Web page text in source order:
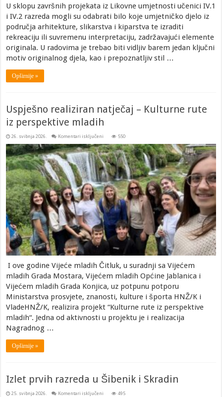
kroz
oči
naših
maturanata
U sklopu završnih projekata iz Likovne umjetnosti učenici IV.1
i IV.2 razreda mogli su odabrati bilo koje umjetničko djelo iz
područja arhitekture, slikarstva i kiparstva te izraditi
rekreaciju ili suvremenu interpretaciju, zadržavajući elemente
originala. U radovima je trebao biti vidljiv barem jedan ključni
motiv originalnog djela, kao i prepoznatljiv stil …
Opširnije »
Uspješno realiziran natječaj – Kulturne rute
iz perspektive mladih
26. svibnja 2026. Komentari isključeni
realiziran
natječaj
–
Kulturne
rute
iz
perspektive
mladih
550
I ove godine Vijeće mladih Čitluk, u suradnji sa Vijećem
mladih Grada Mostara, Vijećem mladih Općine Jablanica i
Vijećem mladih Grada Konjica, uz potpunu potporu
Ministarstva prosvjete, znanosti, kulture i športa HNŽ/K i
VladeHNŽ/K, realizira projekt “Kulturne rute iz perspektive
mladih“. Jedna od aktivnosti u projektu je i realizacija
Nagradnog …
Opširnije »
Izlet prvih razreda u Šibenik i Skradin
25. svibnja 2026. Komentari isključeni 495